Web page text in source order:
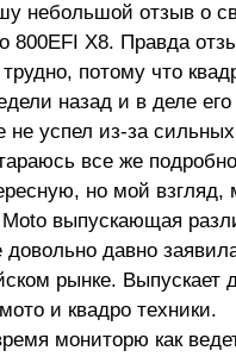
небольшой отзыв о
800EFI Х8. Правда
трудно, потому что
назад и в деле его
не успел из-за
все же подробно
но мой взгляд,
выпускающая
довольно давно
рынке. Выпускает
и квадро техники.
мониторю как